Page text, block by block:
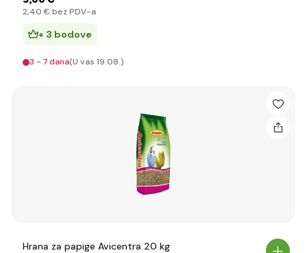
2,40 € bez PDV-a
+ 3 bodove
3 - 7 dana(U vas 19.08.)
Hrana za papige Avicentra 20 kg